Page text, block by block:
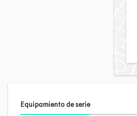
Equipamiento de serie